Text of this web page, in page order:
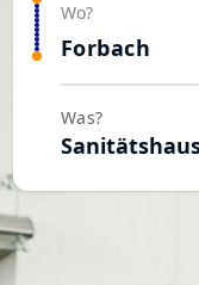
Wo?
Forbach
Was?